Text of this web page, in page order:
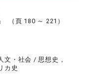
（頁 180 ～ 221）
文・社会 / 思想史，
カ史